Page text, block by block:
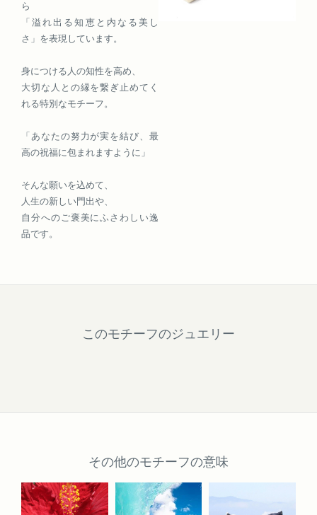
ら
「溢れ出る知恵と内なる美し
さ」を表現しています。
身につける人の知性を高め、
大切な人との縁を繋ぎ止めてく
れる特別なモチーフ。
「あなたの努力が実を結び、最
高の祝福に包まれますように」
そんな願いを込めて、
人生の新しい門出や、
自分へのご褒美にふさわしい逸
品です。
このモチーフのジュエリー
その他のモチーフの意味